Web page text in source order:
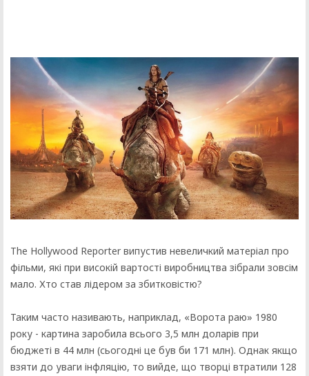
The Hollywood Reporter випустив невеличкий матеріал про
фільми, які при високій вартості виробництва зібрали зовсім
мало. Хто став лідером за збитковістю?
Таким часто називають, наприклад, «Ворота раю» 1980
року - картина заробила всього 3,5 млн доларів при
бюджеті в 44 млн (сьогодні це був би 171 млн). Однак якщо
взяти до уваги інфляцію, то вийде, що творці втратили 128